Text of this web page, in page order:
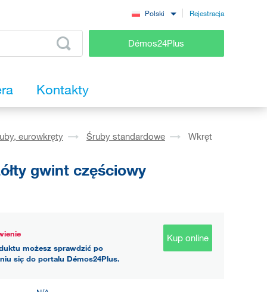
Polski Rejestracja
Démos24Plus
Kontakty
eurowkręty Śruby standardowe
Wkręt
gwint częściowy
możesz sprawdzić po
się do portalu Démos24Plus.
Kup online